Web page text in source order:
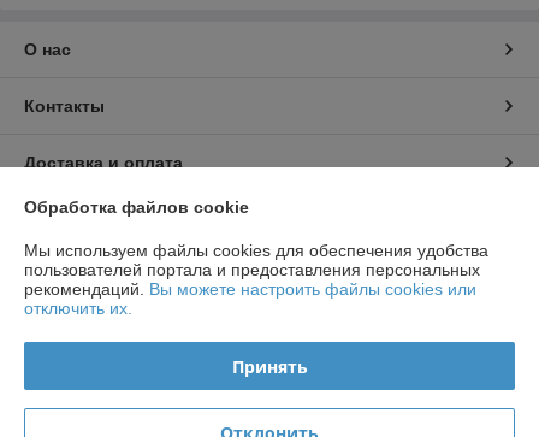
О нас
Контакты
Доставка и оплата
График работы
Полная версия сайта
Сайт создан на платформе Deal.by
Обработка файлов cookie
Мы используем файлы cookies для обеспечения удобства
пользователей портала и предоставления персональных
рекомендаций. Вы можете настроить файлы cookies или
отключить их.
Принять
Отклонить